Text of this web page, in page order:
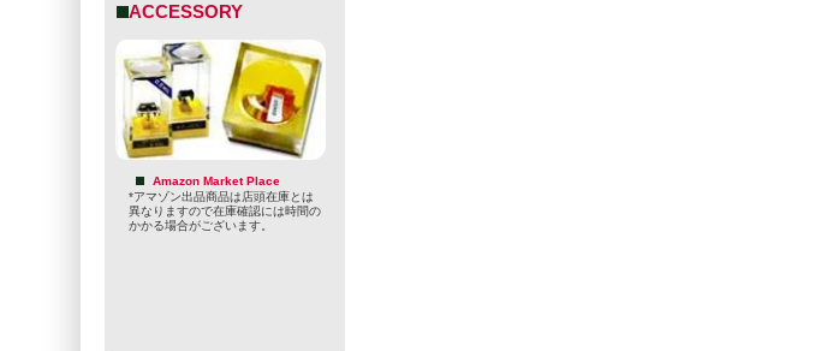
ACCESSORY
Amazon Market Place
*アマゾン出品商品は店頭在庫とは
異なりますので在庫確認には時間の
かかる場合がございます。